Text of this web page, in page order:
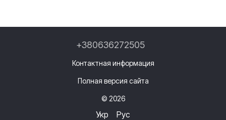
+380636272505
Контактная информация
Полная версия сайта
© 2026
Укр Рус